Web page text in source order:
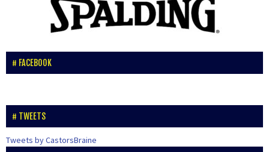
FACEBOOK
TWEETS
Tweets by CastorsBraine